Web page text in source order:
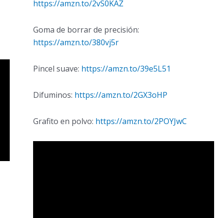
https://amzn.to/2vS0KAZ
Goma de borrar de precisión:
https://amzn.to/380vj5r
Pincel suave: https://amzn.to/39e5L51
Difuminos: https://amzn.to/2GX3oHP
Grafito en polvo: https://amzn.to/2POYJwC